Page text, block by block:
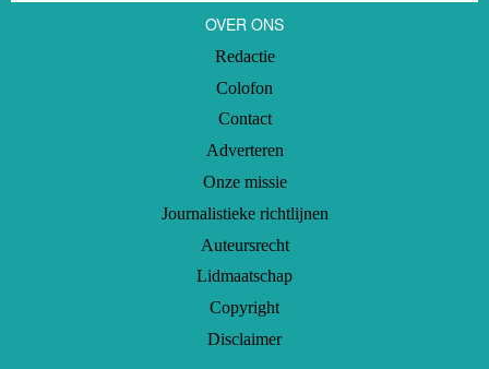
OVER ONS
Redactie
Colofon
Contact
Adverteren
Onze missie
Journalistieke richtlijnen
Auteursrecht
Lidmaatschap
Copyright
Disclaimer